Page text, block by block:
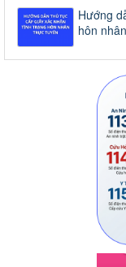
Hướng
hôn nhân